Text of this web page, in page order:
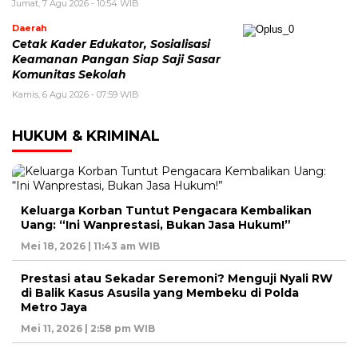
Jumat, 7 Agu 2026 - 10:54 WIB
Daerah
Cetak Kader Edukator, Sosialisasi
Keamanan Pangan Siap Saji Sasar
Komunitas Sekolah
Kamis, 6 Agu 2026 - 07:59 WIB
HUKUM & KRIMINAL
Keluarga Korban Tuntut Pengacara Kembalikan
Uang: “Ini Wanprestasi, Bukan Jasa Hukum!”
Mei 18, 2026 | 11:43 am WIB
Prestasi atau Sekadar Seremoni? Menguji Nyali RW
di Balik Kasus Asusila yang Membeku di Polda
Metro Jaya
Mei 11, 2026 | 2:58 pm WIB